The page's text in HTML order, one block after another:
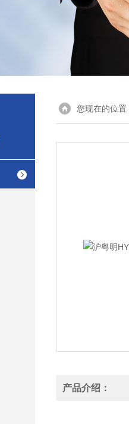
您现在的位置
产品介绍：